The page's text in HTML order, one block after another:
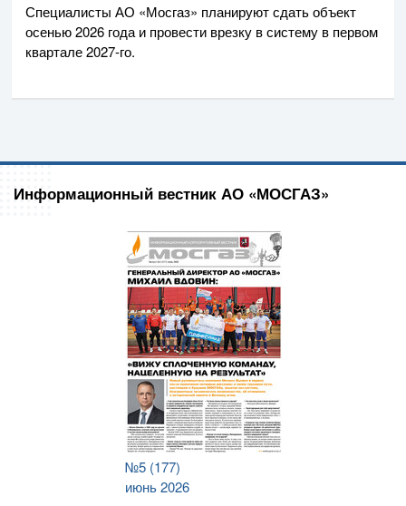
Специалисты АО «Мосгаз» планируют сдать объект
осенью 2026 года и провести врезку в систему в первом
квартале2027-го.
Информационный вестник АО «МОСГАЗ»
№5 (177)
июнь 2026